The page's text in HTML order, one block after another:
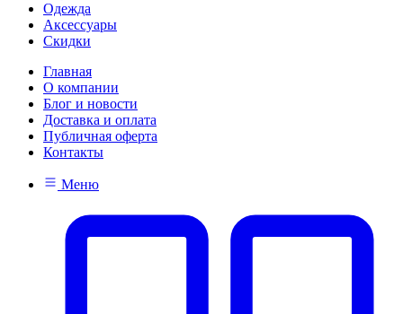
Одежда
Аксессуары
Скидки
Главная
О компании
Блог и новости
Доставка и оплата
Публичная оферта
Контакты
Меню